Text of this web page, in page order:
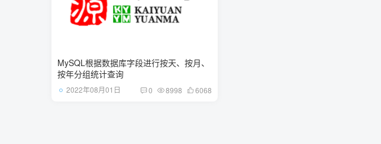
MySQL根据数据库字段进行按天、按月、
按年分组统计查询
2022年08月01日 0 8998 6068